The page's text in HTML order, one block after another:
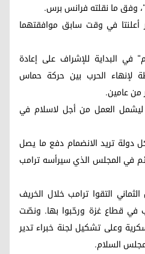
وفق ما نقلته فرانس برس.
في وقت سابق موافقتهما
في البداية للإشراف على إعادة
لإنهاء الحرب بين حركة حماس
من عامين.
العمل من أجل لاسلام في
دولة تريد الانضمام دفع ما يصل
في المجلس الذي سيرأسه ترامب
التقوا ترامب خلال الخريف
في قطاع غزة ورحّبوا بها. ونصّت
وعلى تشكيل لجنة خبراء تدير
السلام.